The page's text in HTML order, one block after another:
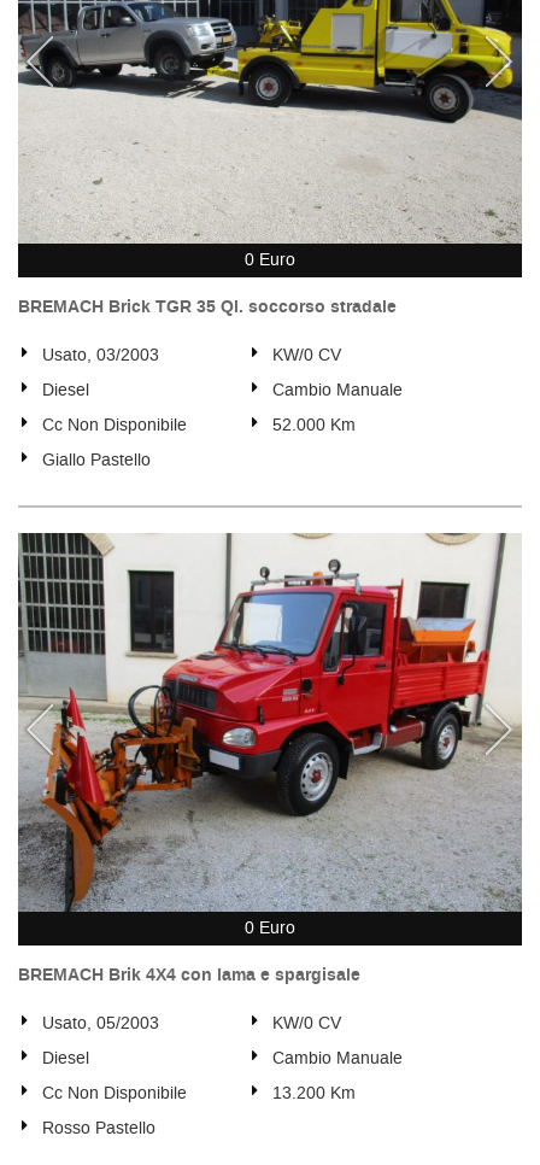
0 Euro
BREMACH Brick TGR 35 Ql. soccorso stradale
Usato, 03/2003
KW/0 CV
Diesel
Cambio Manuale
Cc Non Disponibile
52.000 Km
Giallo Pastello
0 Euro
BREMACH Brik 4X4 con lama e spargisale
Usato, 05/2003
KW/0 CV
Diesel
Cambio Manuale
Cc Non Disponibile
13.200 Km
Rosso Pastello